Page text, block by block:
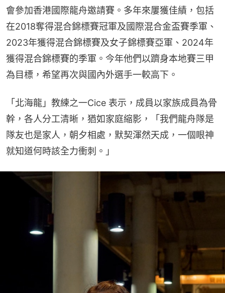
會參加香港國際龍舟邀請賽。多年來屢獲佳績，包括
在2018奪得混合錦標賽冠軍及國際混合金盃賽季軍、
2023年獲得混合錦標賽及女子錦標賽亞軍、2024年
獲得混合錦標賽的季軍。今年他們以躋身本地賽三甲
為目標，希望再次與國內外選手一較高下。
「北海龍」教練之一Cice 表示，成員以家族成員為骨
幹，各人分工清晰，猶如家庭縮影，「我們龍舟隊是
隊友也是家人，朝夕相處，默契渾然天成，一個眼神
就知道何時該全力衝刺。」